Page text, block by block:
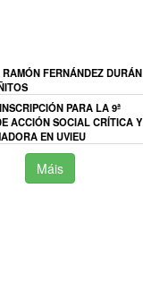
FERNÁNDEZ DURÁN
PARA LA 9ª
ACCIÓN SOCIAL CRÍTICA Y
EN UVIEU
Máis